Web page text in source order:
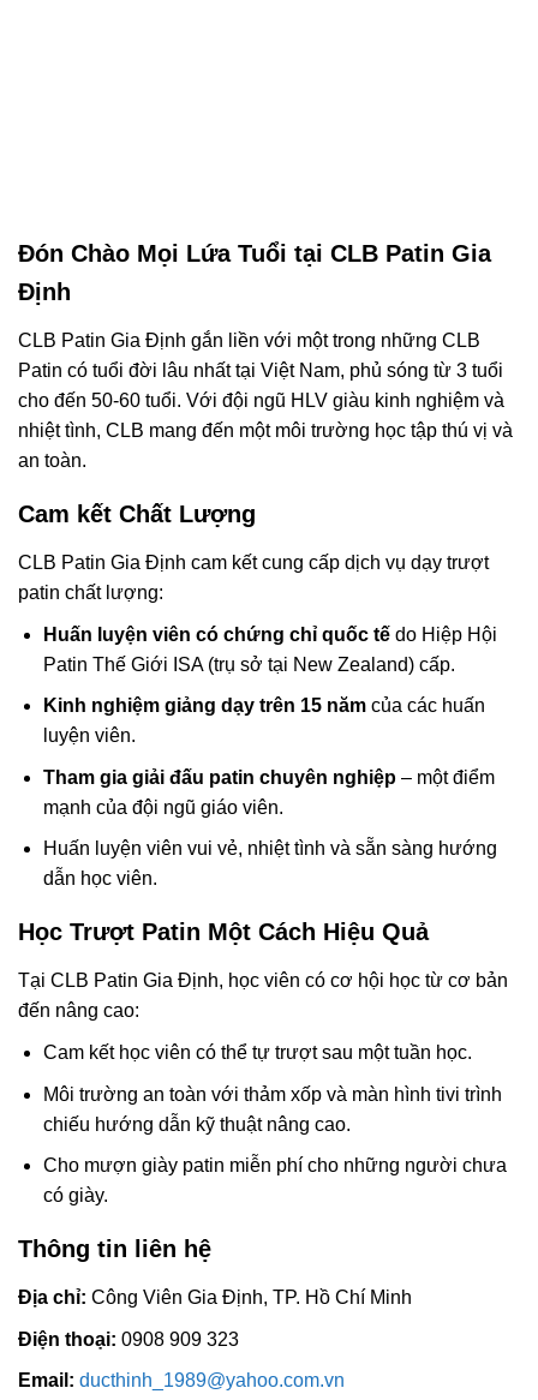
Đón Chào Mọi Lứa Tuổi tại CLB Patin Gia
Định
CLB Patin Gia Định gắn liền với một trong những CLB
Patin có tuổi đời lâu nhất tại Việt Nam, phủ sóng từ 3 tuổi
cho đến 50-60 tuổi. Với đội ngũ HLV giàu kinh nghiệm và
nhiệt tình, CLB mang đến một môi trường học tập thú vị và
an toàn.
Cam kết Chất Lượng
CLB Patin Gia Định cam kết cung cấp dịch vụ dạy trượt
patin chất lượng:
Huấn luyện viên có chứng chỉ quốc tếdo Hiệp Hội
Patin Thế Giới ISA (trụ sở tại New Zealand) cấp.
Kinh nghiệm giảng dạy trên 15 nămcủa các huấn
luyện viên.
Tham gia giải đấu patin chuyên nghiệp– một điểm
mạnh của đội ngũ giáo viên.
Huấn luyện viên vui vẻ, nhiệt tình và sẵn sàng hướng
dẫn học viên.
Học Trượt Patin Một Cách Hiệu Quả
Tại CLB Patin Gia Định, học viên có cơ hội học từ cơ bản
đến nâng cao:
Cam kết học viên có thể tự trượt sau một tuần học.
Môi trường an toàn với thảm xốp và màn hình tivi trình
chiếu hướng dẫn kỹ thuật nâng cao.
Cho mượn giày patin miễn phí cho những người chưa
có giày.
Thông tin liên hệ
Địa chỉ: Công Viên Gia Định, TP. Hồ Chí Minh
Điện thoại: 0908 909 323
Email: ducthinh_1989@yahoo.com.vn